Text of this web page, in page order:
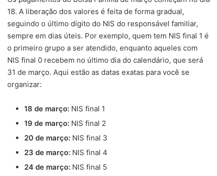
18. A liberação dos valores é feita de forma gradual,
seguindo o último dígito do NIS do responsável familiar,
sempre em dias úteis. Por exemplo, quem tem NIS final 1 é
o primeiro grupo a ser atendido, enquanto aqueles com
NIS final 0 recebem no último dia do calendário, que será
31 de março. Aqui estão as datas exatas para você se
organizar:
18 de março: NIS final 1
19 de março: NIS final 2
20 de março: NIS final 3
23 de março: NIS final 4
24 de março: NIS final 5